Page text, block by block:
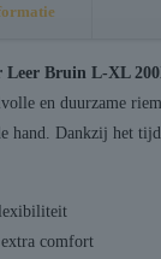
Leer Bruin L-XL
en duurzame
Dankzij het
comfort